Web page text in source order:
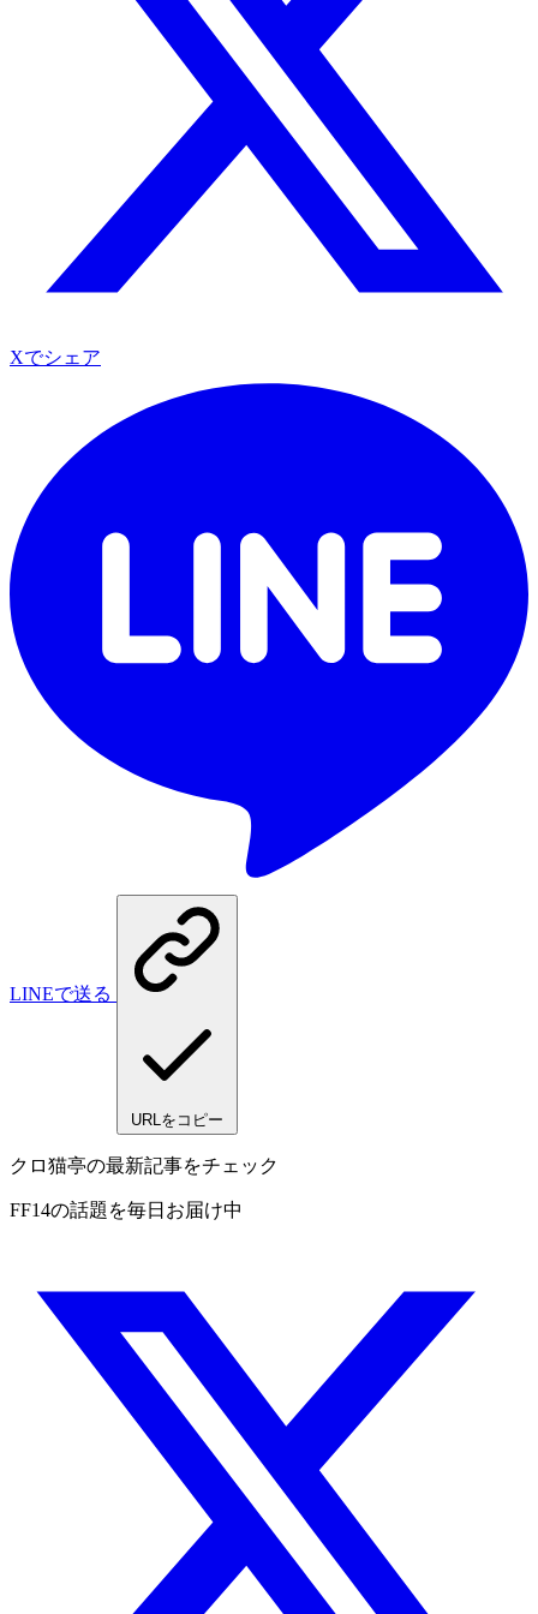
Xでシェア
LINEで送る
URLをコピー
クロ猫亭の最新記事をチェック
FF14の話題を毎日お届け中